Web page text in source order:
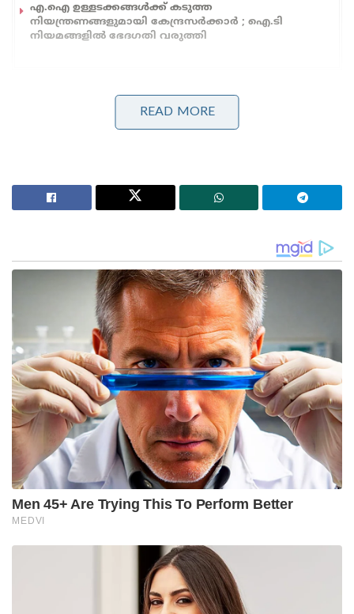
എ.ഐ ഉള്ളടക്കങ്ങൾക്ക് കടുത്ത
നിയന്ത്രണങ്ങളുമായി കേന്ദ്രസർക്കാർ ; ഐ.ടി
നിയമങ്ങളിൽ ഭേദഗതി വരുത്തി
सत्य को परेशान किया जा सकता है पराजित नहीं।
— Sachin Pilot (@SachinPilot)
July 14, 2020
തയ്യാറല്ലെന്ന നിലപാടിൽ സച്ചിൻ ഉറച്ച്
നേരിടുന്ന അവഹേളനം സച്ചിൻ പൈലറ്റ് പരസ്യമായി
ചൂണ്ടിക്കാട്ടിയതും നേതൃത്വത്തെ ചൊടിപ്പിച്ചിരുന്നു.
അതേസമയം സച്ചിൻ പൈലറ്റിനെ പാർട്ടിയിലേക്ക്
സ്വാഗതം ചെയ്യുന്നതായി ബിജെപി നേതാവ് ഓം
മാഥുർ അറിയിച്ചു. രാജസ്ഥാൻ മുഖ്യമന്ത്രി അശോക്
ഗെഹ്ലോട്ട് വിശ്വാസവോട്ടെടുപ്പിന് തയ്യാറാകണമെന്നും
അദ്ദേഹം ആവശ്യപ്പെട്ടു.
‘സച്ചിന്‍ പൈലറ്റിനായി ബിജെപി വാതില്‍
തുറന്നിട്ടിരിക്കുകയാണ്‌. പാര്‍ട്ടിയുടെ ആദര്‍ശങ്ങള്‍
സ്വീകരിക്കാനും അംഗീകരിക്കാനും ആഗ്രഹിക്കുന്ന
ആര്‍ക്കും ബി.ജെ.പിയിലേക്ക് സ്വാഗതം‘- മാഥുർ
അറിയിച്ചു. വിവിധ മേഖലകളിലുള്ളവര്‍ പാര്‍ട്ടിയില്‍
ചെയ്തതിനാലാണ് ബി.ജെ.പി വലിയ
പാര്‍ട്ടിയായതെന്നും അദ്ദേഹം കൂട്ടിച്ചേര്‍ത്തു.
അതേസമയം കോൺഗ്രസ്സിൽ യുവാക്കൾ നേരിടുന്ന
READ MORE